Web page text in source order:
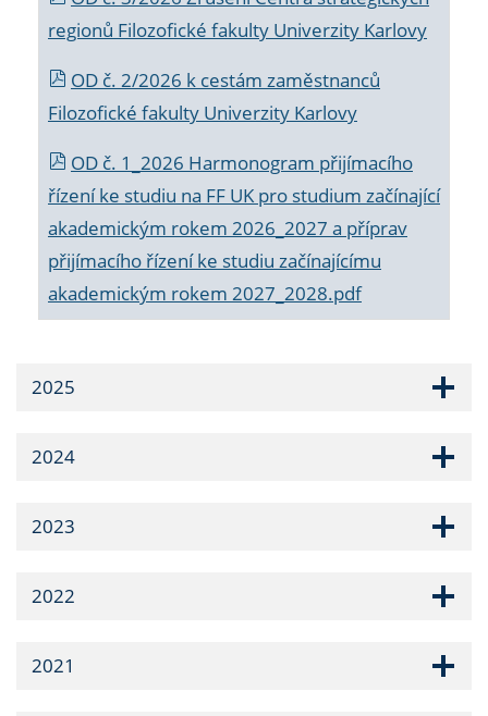
regionů Filozofické fakulty Univerzity Karlovy
OD č. 2/2026 k cestám zaměstnanců
Filozofické fakulty Univerzity Karlovy
OD č. 1_2026 Harmonogram přijímacího
řízení ke studiu na FF UK pro studium začínající
akademickým rokem 2026_2027 a příprav
přijímacího řízení ke studiu začínajícímu
akademickým rokem 2027_2028.pdf
2025
2024
2023
2022
2021